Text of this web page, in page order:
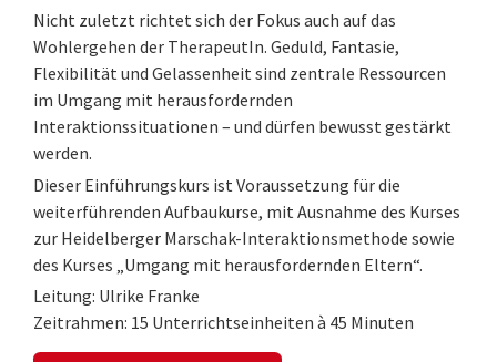
Nicht zuletzt richtet sich der Fokus auch auf das
Wohlergehen der TherapeutIn. Geduld, Fantasie,
Flexibilität und Gelassenheit sind zentrale Ressourcen
im Umgang mit herausfordernden
Interaktionssituationen – und dürfen bewusst gestärkt
werden.
Dieser Einführungskurs ist Voraussetzung für die
weiterführenden Aufbaukurse, mit Ausnahme des Kurses
zur Heidelberger Marschak-Interaktionsmethode sowie
des Kurses „Umgang mit herausfordernden Eltern“.
Leitung: Ulrike Franke
Zeitrahmen: 15 Unterrichtseinheiten à 45 Minuten